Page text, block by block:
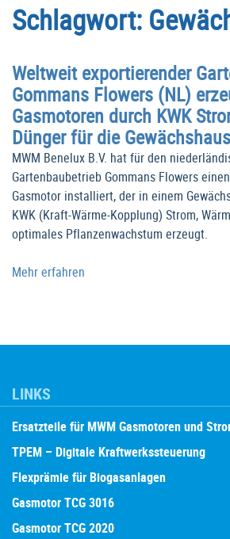
Schlagwort:
Weltweit exportierender
Gommans Flowers (NL)
Gasmotoren durch KWK
Dünger für die
MWM Benelux B.V. hat für den
Gartenbaubetrieb Gommans Flowers
Gasmotor installiert, der in einem
KWK (Kraft-Wärme-Kopplung) Strom,
optimales Pflanzenwachstum erzeugt.
Mehr erfahren
LINKS
Ersatzteile für MWM Gasmotoren und
TPEM – Digitale Kraftwerkssteuerung
Flexprämie für Biogasanlagen
Gasmotor TCG 3016
Gasmotor TCG 2020